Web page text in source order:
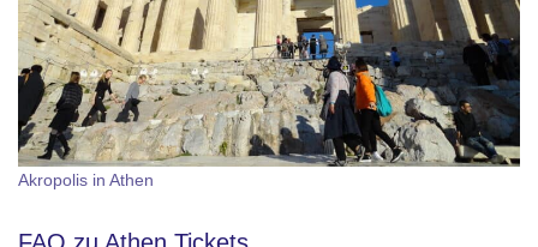
Akropolis in Athen
FAQ zu Athen Tickets